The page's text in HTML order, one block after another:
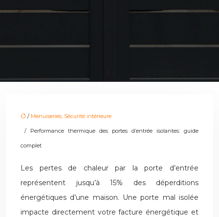
/ Menuiseries, Sécurité intérieure
/ Performance thermique des portes d’entrée isolantes: guide
complet
Les pertes de chaleur par la porte d’entrée
représentent jusqu’à 15% des déperditions
énergétiques d’une maison. Une porte mal isolée
impacte directement votre facture énergétique et